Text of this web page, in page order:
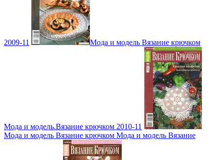
2009-11 Мода и модель Вязание крючком
Мода и модель.Вязание крючком 2010-11
Мода и модель Вязание крючком Мода и модель Вязание